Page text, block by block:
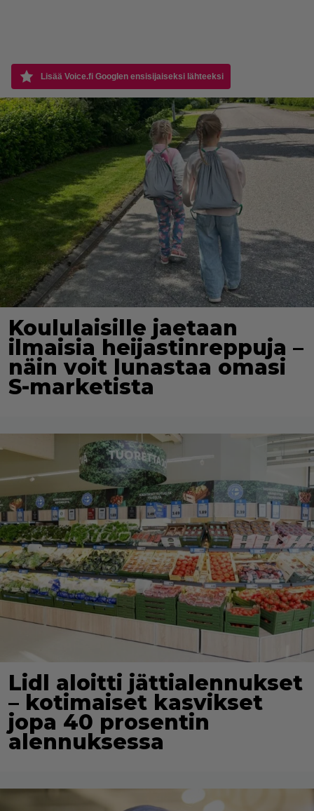
Lisää Voice.fi Googlen ensisijaiseksi lähteeksi
Koululaisille jaetaan
ilmaisia heijastinreppuja –
näin voit lunastaa omasi
S-marketista
Lidl aloitti jättialennukset
– kotimaiset kasvikset
jopa 40 prosentin
alennuksessa